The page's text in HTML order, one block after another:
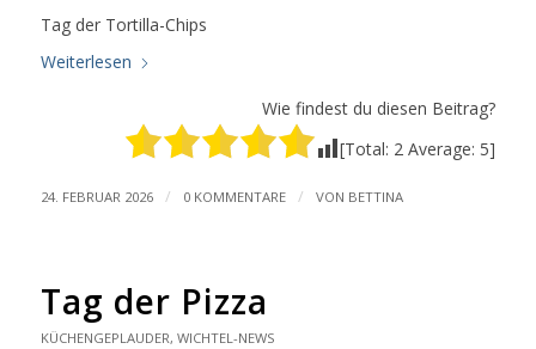
Tag der Tortilla-Chips
Weiterlesen
Wie findest du diesen Beitrag?
[Total: 2 Average: 5]
24. FEBRUAR 2026 / 0 KOMMENTARE / VON BETTINA
Tag der Pizza
KÜCHENGEPLAUDER, WICHTEL-NEWS